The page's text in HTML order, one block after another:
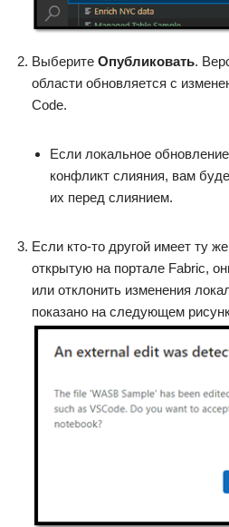
Выберите Опубликовать.
области обновляется с
Code.
Если локальное
конфликт слияния, вам
их перед слиянием.
Если кто-то другой имеет ту
открытую на портале Fabric,
или отклонить изменения
показано на следующем